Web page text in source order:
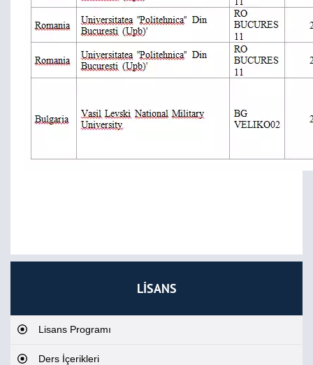
LİSANS
Lisans Programı
Ders İçerikleri